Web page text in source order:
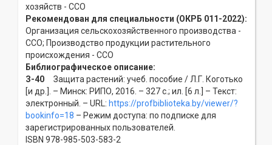
хозяйств - ССO
Рекомендован для специальности (ОКРБ 011-2022):
Организация сельскохозяйственного производства -
ССO; Производство продукции растительного
происхождения - ССO
Библиографическое описание:
З-40 Защита растений: учеб. пособие / Л.Г. Коготько
[и др.]. – Минск: РИПО, 2016. – 327 с.; ил. [6 л.] – Текст:
электронный. – URL: https://profbiblioteka.by/viewer/?
bookinfo=18 – Режим доступа: по подписке для
зарегистрированных пользователей.
ISBN 978-985-503-583-2